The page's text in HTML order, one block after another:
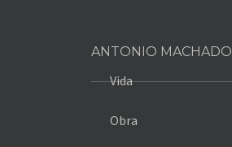
ANTONIO MACHADO
Vida
Obra